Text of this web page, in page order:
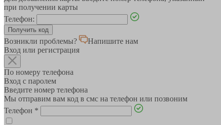
при получении карты
Телефон:
Возникли проблемы?
Напишите нам
Вход или регистрация
По номеру телефона
Вход с паролем
Введите номер телефона
Мы отправим вам код в смс на телефон или позвоним
Телефон *